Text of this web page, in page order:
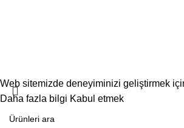
Web sitemizde deneyiminizi geliştirmek
Daha fazla bilgi Kabul etmek